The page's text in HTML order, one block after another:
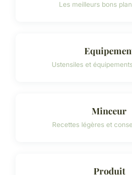
Les meilleurs bons
Ustensiles et
Minceur
Recettes légères et
Produit